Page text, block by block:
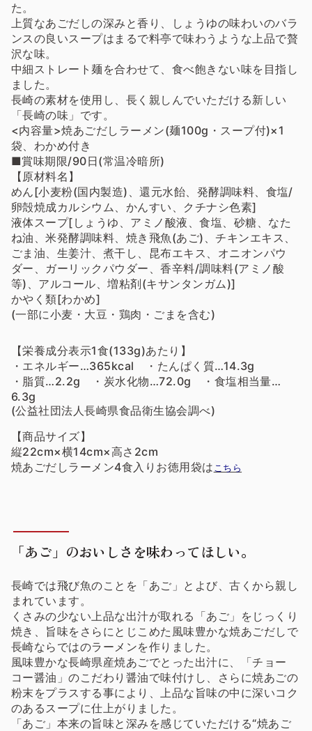
た。
上質なあごだしの深みと香り、しょうゆの味わいのバラ
ンスの良いスープはまるで料亭で味わうような上品で贅
沢な味。
中細ストレート麺を合わせて、食べ飽きない味を目指し
ました。
長崎の素材を使用し、長く親しんでいただける新しい
「長崎の味」です。
<内容量>焼あごだしラーメン(麺100g・スープ付)×1
袋、わかめ付き
■賞味期限/90日(常温冷暗所)
【原材料名】
めん[小麦粉(国内製造)、還元水飴、発酵調味料、食塩/
卵殻焼成カルシウム、かんすい、クチナシ色素]
液体スープ[しょうゆ、アミノ酸液、食塩、砂糖、なた
ね油、米発酵調味料、焼き飛魚(あご)、チキンエキス、
ごま油、生姜汁、煮干し、昆布エキス、オニオンパウ
ダー、ガーリックパウダー、香辛料/調味料(アミノ酸
等)、アルコール、増粘剤(キサンタンガム)]
かやく類[わかめ]
(一部に小麦・大豆・鶏肉・ごまを含む)
【栄養成分表示1食(133g)あたり】
・エネルギー…365kcal ・たんぱく質…14.3g
・脂質…2.2g ・炭水化物…72.0g ・食塩相当量…
6.3g
(公益社団法人長崎県食品衛生協会調べ)
【商品サイズ】
縦22cm×横14cm×高さ2cm
焼あごだしラーメン4食入りお徳用袋は こちら
「あご」のおいしさを味わってほしい。
長崎では飛び魚のことを「あご」とよび、古くから親し
まれています。
くさみの少ない上品な出汁が取れる「あご」をじっくり
焼き、旨味をさらにとじこめた風味豊かな焼あごだしで
長崎ならではのラーメンを作りました。
風味豊かな長崎県産焼あごでとった出汁に、「チョー
コー醤油」のこだわり醤油で味付けし、さらに焼あごの
粉末をプラスする事により、上品な旨味の中に深いコク
のあるスープに仕上がりました。
「あご」本来の旨味と深みを感じていただける“焼あご